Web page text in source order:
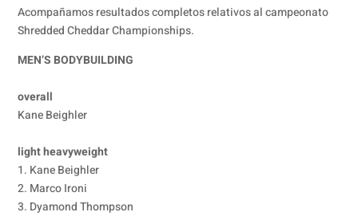
Acompañamos resultados completos relativos al campeonato
Shredded Cheddar Championships.
MEN’S BODYBUILDING
overall
Kane Beighler
light heavyweight
1. Kane Beighler
2. Marco Ironi
3. Dyamond Thompson